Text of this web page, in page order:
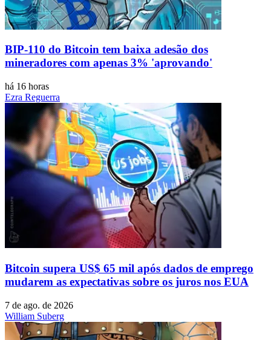
BIP-110 do Bitcoin tem baixa adesão dos
mineradores com apenas 3% 'aprovando'
há 16 horas
Ezra Reguerra
Bitcoin supera US$ 65 mil após dados de emprego
mudarem as expectativas sobre os juros nos EUA
7 de ago. de 2026
William Suberg